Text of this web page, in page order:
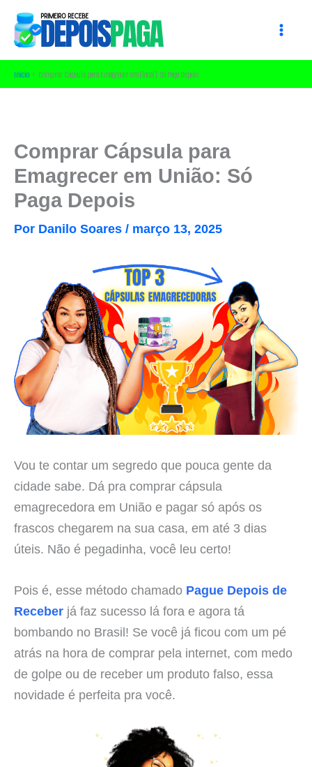
para
conteúdo
Início Comprar Cápsula para Emagrecer em [local]: Só Paga Depois
Comprar Cápsula para
Emagrecer em União: Só
Paga Depois
Por Danilo Soares / março 13, 2025
Vou te contar um segredo que pouca gente da
cidade sabe. Dá pra comprar cápsula
emagrecedora em União e pagar só após os
frascos chegarem na sua casa, em até 3 dias
úteis. Não é pegadinha, você leu certo!
Pois é, esse método chamado Pague Depois de
Receber já faz sucesso lá fora e agora tá
bombando no Brasil! Se você já ficou com um pé
atrás na hora de comprar pela internet, com medo
de golpe ou de receber um produto falso, essa
novidade é perfeita pra você.